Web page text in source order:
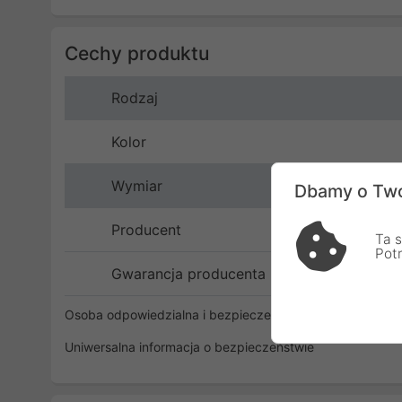
Cechy produktu
Rodzaj
Kolor
Wymiar
Producent
Gwarancja producenta
Osoba odpowiedzialna i bezpieczeństwo
Uniwersalna informacja o bezpieczeństwie
Dbamy o
Ta